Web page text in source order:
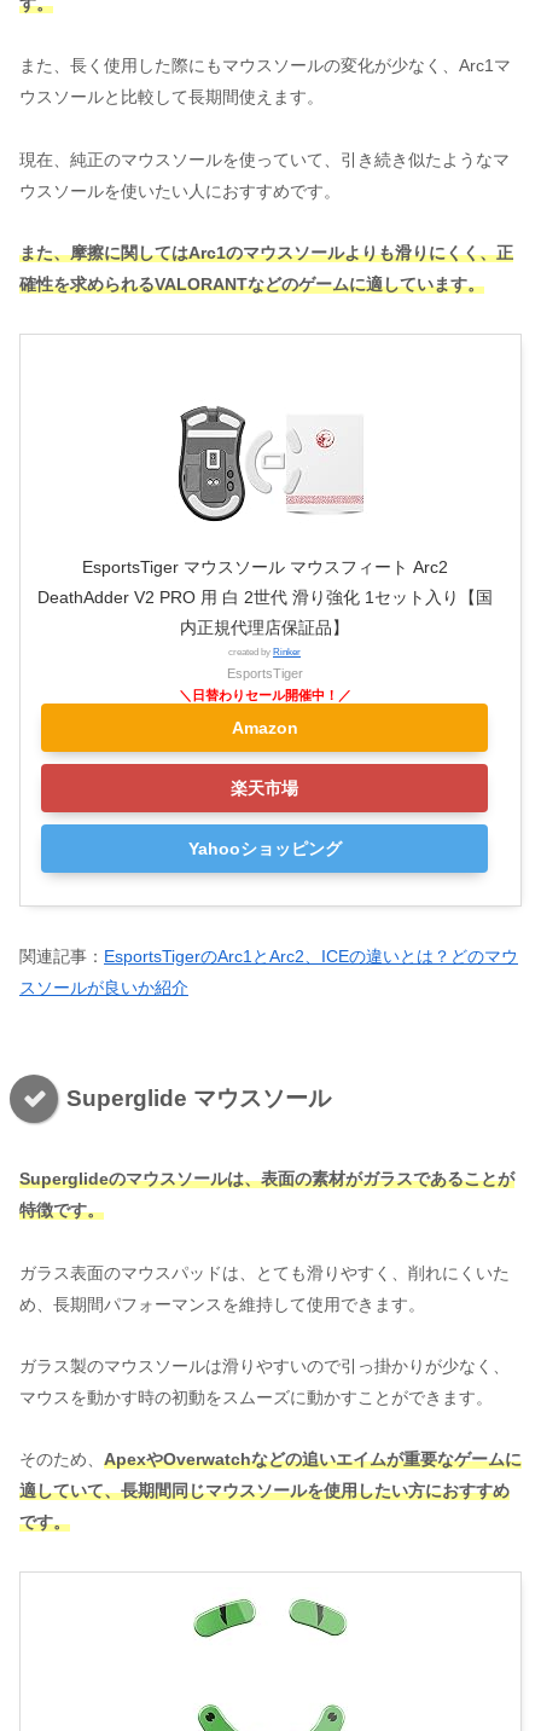
また、長く使用した際にもマウスソールの変化が少なく、Arc1マ
ウスソールと比較して長期間使えます。
現在、純正のマウスソールを使っていて、引き続き似たようなマ
ウスソールを使いたい人におすすめです。
また、摩擦に関してはArc1のマウスソールよりも滑りにくく、正
確性を求められるVALORANTなどのゲームに適しています。
EsportsTiger マウスソール マウスフィート Arc2
DeathAdder V2 PRO 用 白 2世代 滑り強化 1セット入り【国
内正規代理店保証品】
created by Rinker
EsportsTiger
Amazon
楽天市場
Yahooショッピング
関連記事： EsportsTigerのArc1とArc2、ICEの違いとは？どのマウ
スソールが良いか紹介
Superglide マウスソール
Superglideのマウスソールは、表面の素材がガラスであることが
特徴です。
ガラス表面のマウスパッドは、とても滑りやすく、削れにくいた
め、長期間パフォーマンスを維持して使用できます。
ガラス製のマウスソールは滑りやすいので引っ掛かりが少なく、
マウスを動かす時の初動をスムーズに動かすことができます。
そのため、 ApexやOverwatchなどの追いエイムが重要なゲームに
適していて、長期間同じマウスソールを使用したい方におすすめ
です。